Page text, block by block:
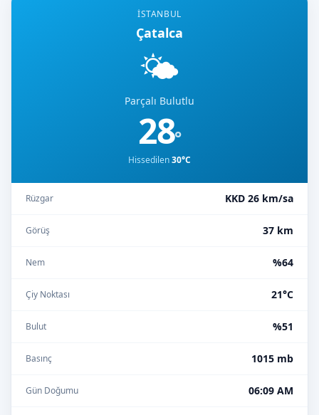
İSTANBUL
Çatalca
🌤️
Parçalı Bulutlu
28°
Hissedilen30°C
Rüzgar KKD 26 km/sa
Görüş 37 km
Nem %64
Çiy Noktası 21°C
Bulut %51
Basınç 1015 mb
Gün Doğumu 06:09 AM